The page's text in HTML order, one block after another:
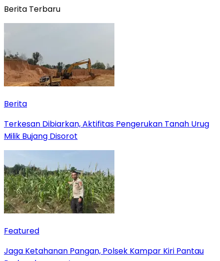
Berita Terbaru
Berita
Terkesan Dibiarkan, Aktifitas Pengerukan Tanah Urug
Milik Bujang Disorot
Featured
Jaga Ketahanan Pangan, Polsek Kampar Kiri Pantau